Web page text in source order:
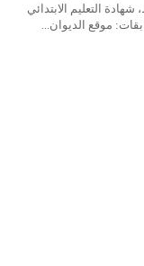
التعليم الابتدائي
موقع الديوان...